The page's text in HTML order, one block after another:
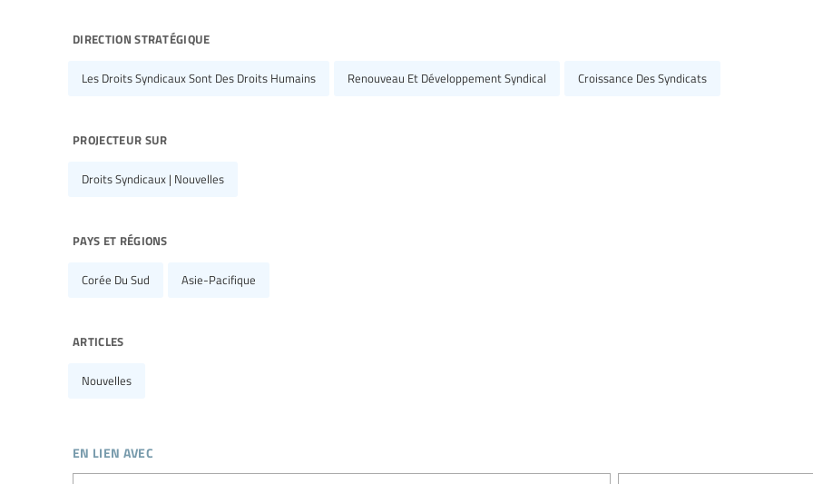
direction stratégique
Les Droits Syndicaux Sont Des Droits Humains Renouveau Et Développement Syndical Croissance Des Syndicats
projecteur sur
Droits Syndicaux | Nouvelles
pays et régions
Corée Du Sud Asie-Pacifique
articles
Nouvelles
en lien avec